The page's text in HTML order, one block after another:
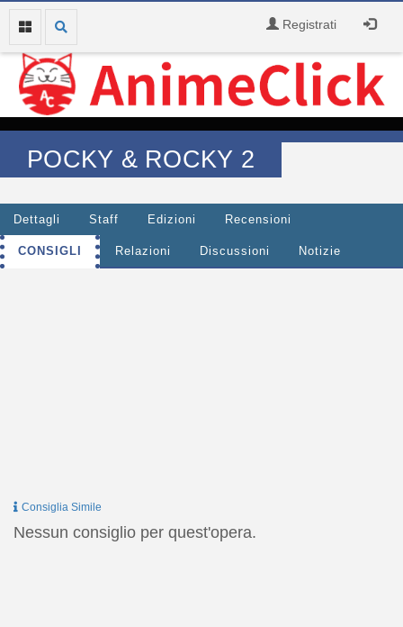
Registrati
POCKY & ROCKY 2
Dettagli Staff Edizioni Recensioni
CONSIGLI Relazioni Discussioni Notizie
Consiglia Simile
Nessun consiglio per quest'opera.